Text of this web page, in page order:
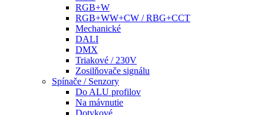
RGB+W
RGB+WW+CW / RBG+CCT
Mechanické
DALI
DMX
Triakové / 230V
Zosilňovače signálu
Spínače / Senzory
Do ALU profilov
Na mávnutie
Dotykové